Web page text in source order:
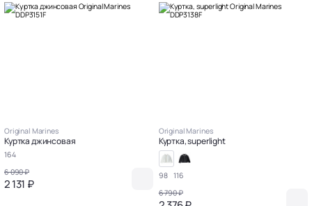
Original Marines
Куртка джинсовая
164
6 090 ₽
2 131 ₽
Original Marines
Куртка, superlight
98
116
6 790 ₽